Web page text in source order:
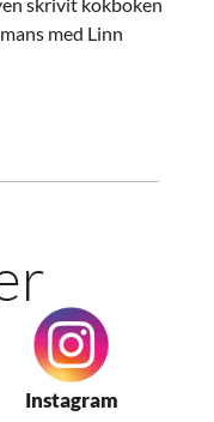
skrivit kokboken
med Linn
Instagram